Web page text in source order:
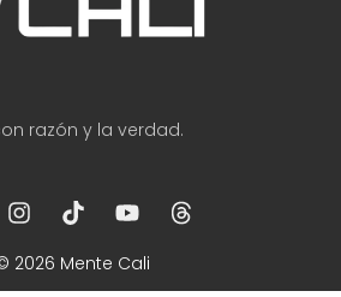
razón y la verdad.
2026 Mente Cali